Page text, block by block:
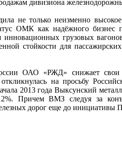
дивизиона
не только неизменно
ОМК как надёжного бизнес
инновационных грузовых
стойкости для
ОАО «РЖД» снижает свои
на просьбу
2013 года Выксунский
Причем ВМЗ следуя за
дорог еще до инициативы